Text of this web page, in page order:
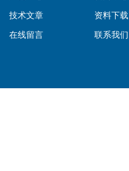
技术文章
资料下载
在线留言
联系我们